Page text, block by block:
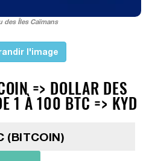
des Îles Caïmans
l'image
=> DOLLAR DES
1 À 100 BTC => KYD
(BITCOIN)